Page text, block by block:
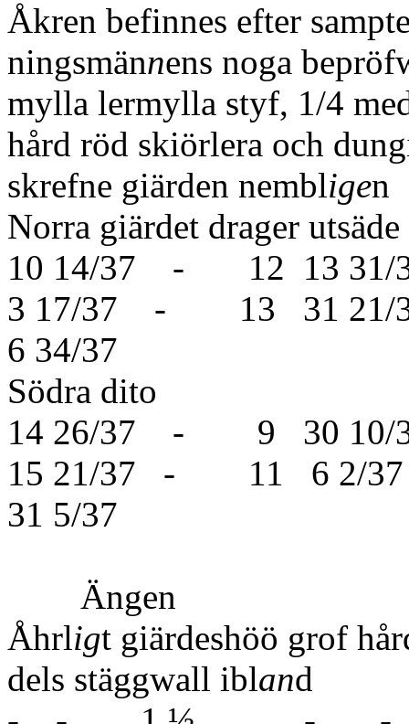
Åkren befinnes efter
ningsmännens noga
mylla lermylla styf, 1/4
hård röd skiörlera och
skrefne giärden nembligen
Norra giärdet
10 14/37 - 12 13
3 17/37 - 13 31
6 34/37
Södra
14 26/37 - 9 30
15 21/37 - 11 6
31 5/37
Ängen
Åhrligt giärdeshöö grof
dels stäggwall ibland